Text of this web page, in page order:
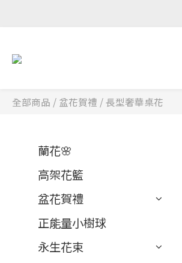
全部商品 / 盆花賀禮 /長型奢華桌花
蘭花🌸
高架花籃
盆花賀禮
正能量小樹球
永生花束